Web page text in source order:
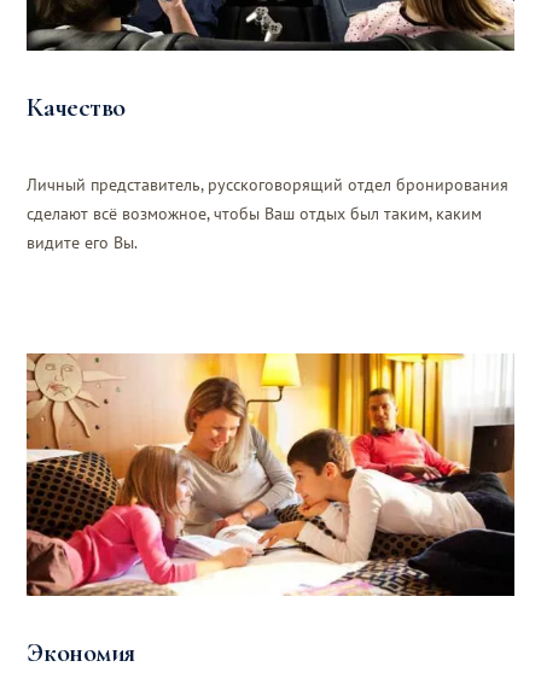
Качество
Личный представитель, русскоговорящий отдел бронирования
сделают всё возможное, чтобы Ваш отдых был таким, каким
видите его Вы.
Экономия